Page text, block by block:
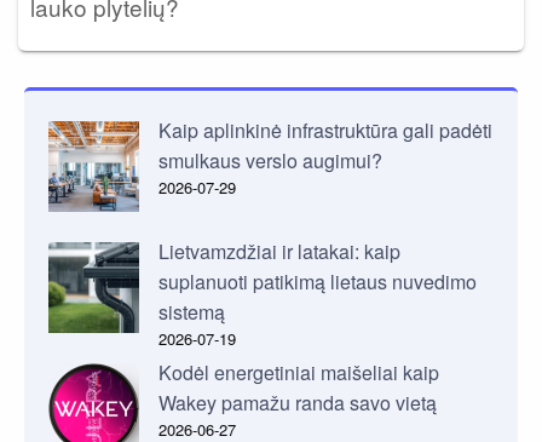
Kaip aplinkinė infrastruktūra gali padėti
smulkaus verslo augimui?
2026-07-29
Lietvamzdžiai ir latakai: kaip
suplanuoti patikimą lietaus nuvedimo
sistemą
2026-07-19
Kodėl energetiniai maišeliai kaip
Wakey pamažu randa savo vietą
2026-06-27